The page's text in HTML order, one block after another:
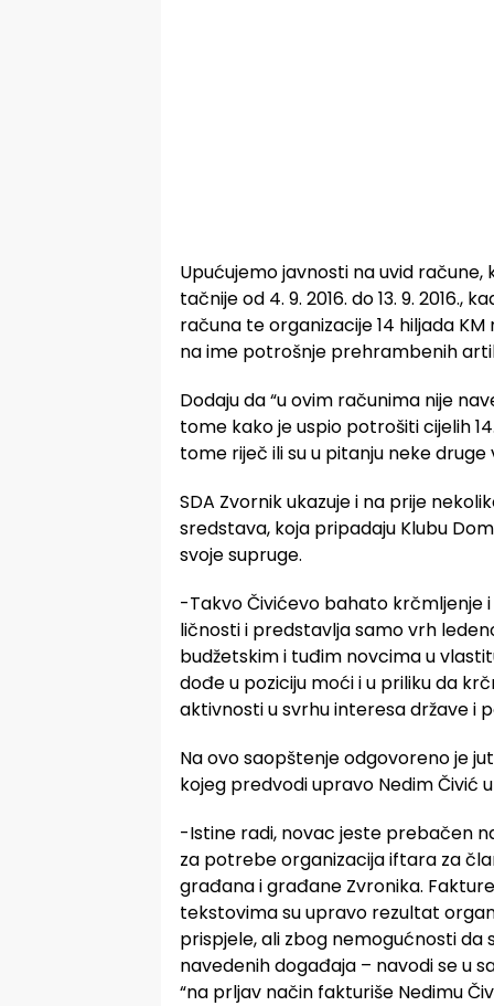
Upućujemo javnosti na uvid račune,
tačnije od 4. 9. 2016. do 13. 9. 2016.,
računa te organizacije 14 hiljada
na ime potrošnje prehrambenih
Dodaju da “u ovim računima nije
tome kako je uspio potrošiti cijelih
tome riječ ili su u pitanju neke
SDA Zvornik ukazuje i na prije
sredstava, koja pripadaju Klubu
svoje supruge.
-Takvo Čivićevo bahato krčmljenje
ličnosti i predstavlja samo vrh
budžetskim i tuđim novcima u
dođe u poziciju moći i u priliku da
aktivnosti u svrhu interesa države i
Na ovo saopštenje odgovoreno je
kojeg predvodi upravo Nedim Čivić
-Istine radi, novac jeste prebačen
za potrebe organizacija iftara za
građana i građane Zvronika.
tekstovima su upravo rezultat
prispjele, ali zbog nemogućnosti
navedenih događaja – navodi se u
“na prljav način fakturiše Nedimu